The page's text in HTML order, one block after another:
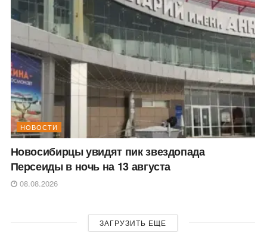
НОВОСТИ
Новосибирцы увидят пик звездопада
Персеиды в ночь на 13 августа
08.08.2026
ЗАГРУЗИТЬ ЕЩЕ